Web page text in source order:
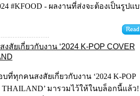
#KFOOD - ผลงานที่ส่งจะต้องเป็นรูปแ
สัยเกี่ยวกับงาน ‘2024 K-POP COVER
ทุกคนสงสัยเกี่ยวกับงาน ‘2024 K-POP
THAILAND’ มารวมไว้ให้ในบล็อกนี้แล้ว!